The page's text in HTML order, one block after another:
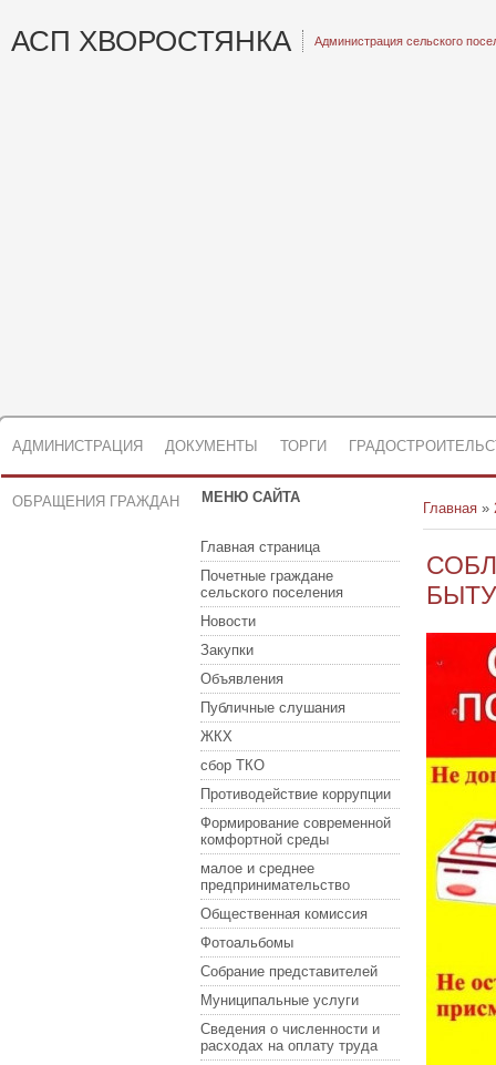
АСП ХВОРОСТЯНКА Администрация сельского
АДМИНИСТРАЦИЯ ДОКУМЕНТЫ ТОРГИ
ОБРАЩЕНИЯ ГРАЖДАН МЕНЮ САЙТА
Главная страница
Почетные граждане
сельского поселения
Новости
Закупки
Объявления
Публичные слушания
ЖКХ
сбор ТКО
Противодействие коррупции
Формирование современной
комфортной среды
малое и среднее
предпринимательство
Общественная комиссия
Фотоальбомы
Собрание представителей
Муниципальные услуги
Сведения о численности и
расходах на оплату труда
Главная »
БЫТУ